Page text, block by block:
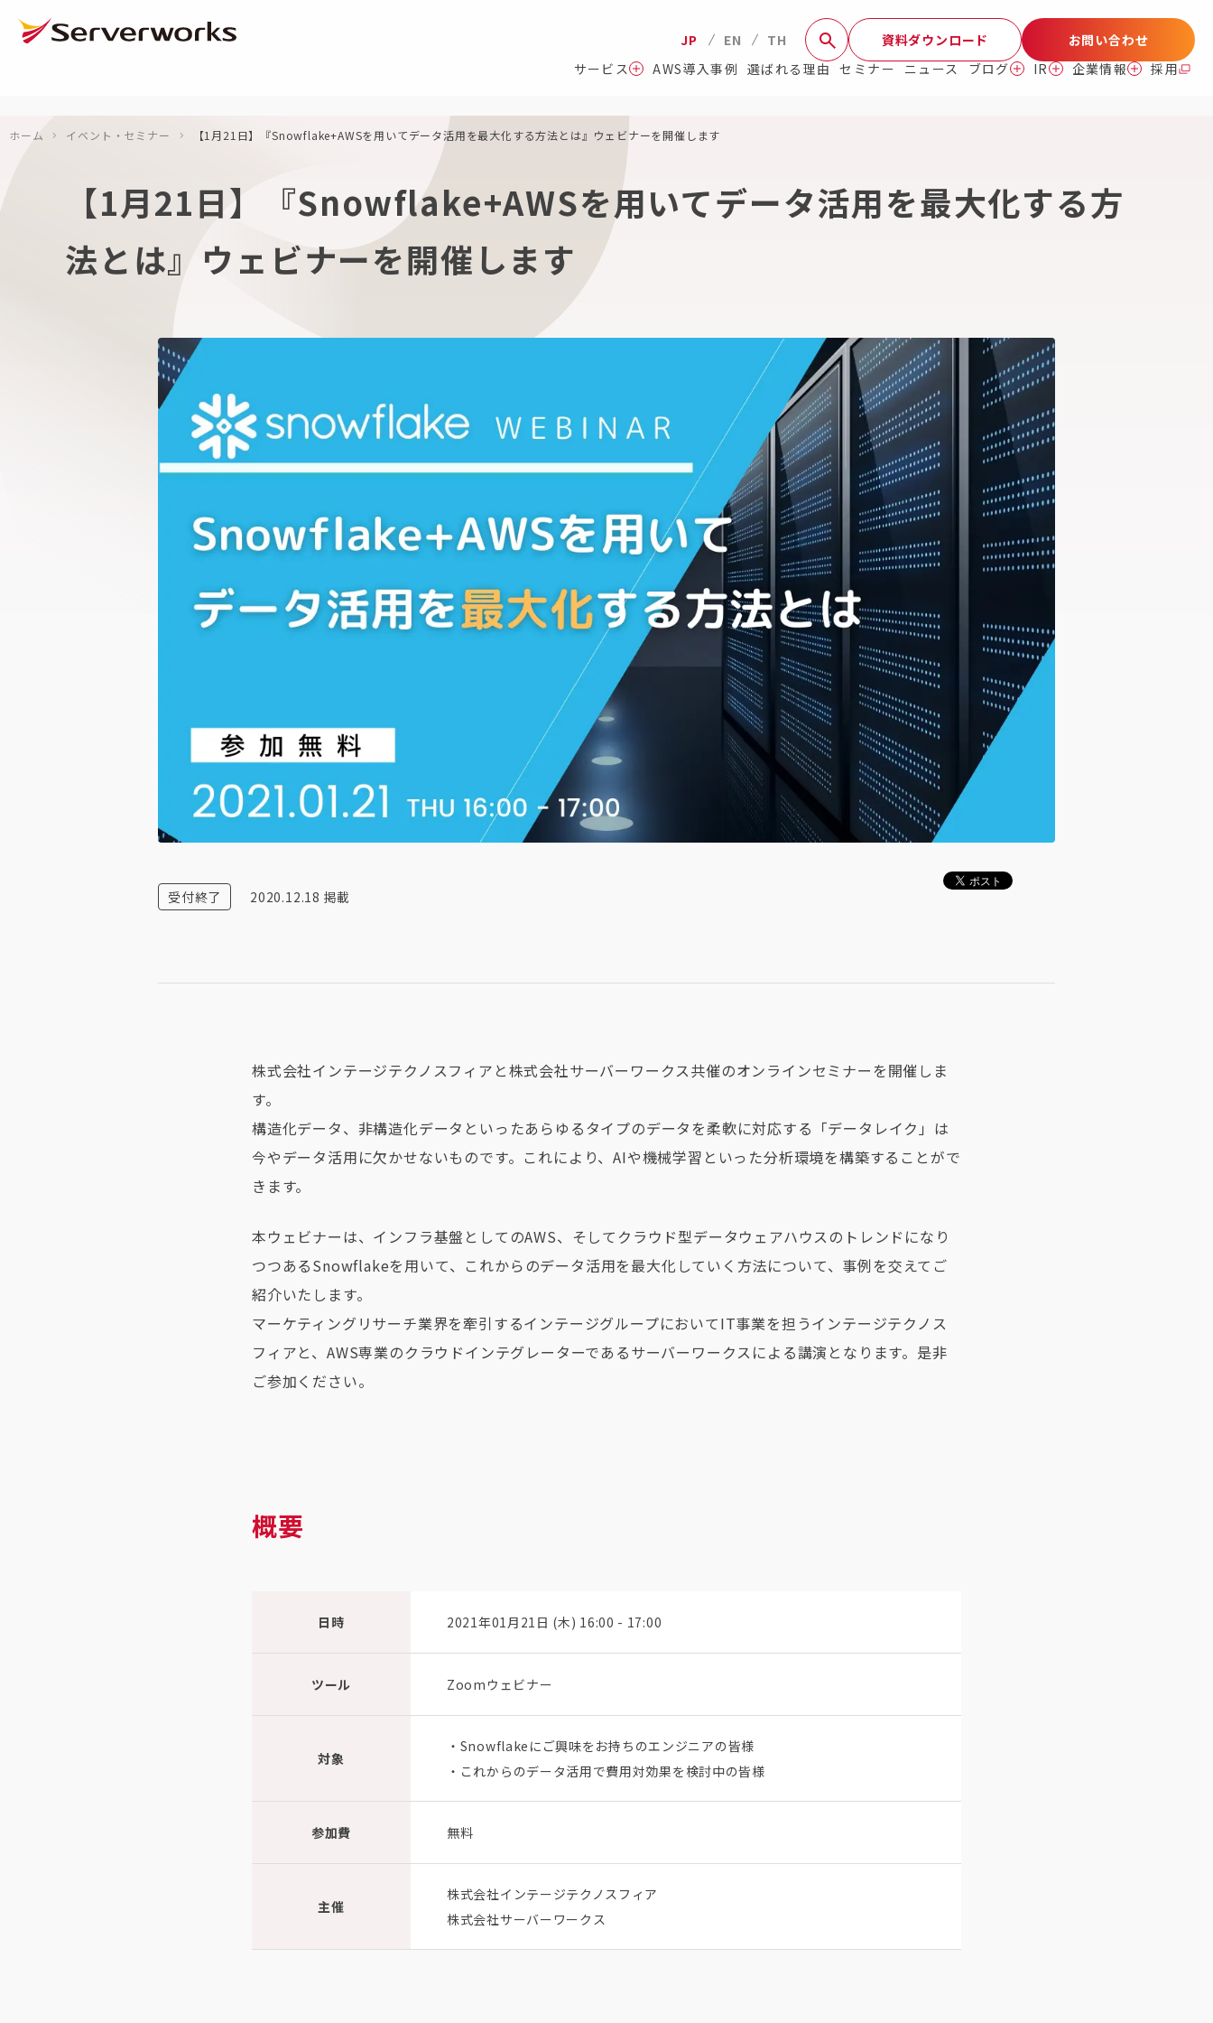
JP EN TH 資料ダウンロード
お問い合わせ
サービス
AWS導入事例 選ばれる理由 セミナー ニュース ブログ IR 企業情報 採用
ホーム イベント・セミナー 【1月21日】『Snowflake+AWSを用いてデータ活用を最大化する方法とは』ウェビナーを開催します
【1月21日】『Snowflake+AWSを用いてデータ活用を最大化する方
法とは』ウェビナーを開催します
受付終了 2020.12.18 掲載
株式会社インテージテクノスフィアと株式会社サーバーワークス共催のオンラインセミナーを開催しま
す。​
構造化データ、非構造化データといったあらゆるタイプのデータを柔軟に対応する「データレイク」は
今やデータ活用に欠かせないものです。これにより、AIや機械学習といった分析環境を構築することがで
きます。​
本ウェビナーは、インフラ基盤としてのAWS、そしてクラウド型データウェアハウスのトレンドになり
つつあるSnowflakeを用いて、これからのデータ活用を最大化していく方法について、事例を交えてご
紹介いたします。​​
マーケティングリサーチ業界を牽引するインテージグループにおいてIT事業を担うインテージテクノス
フィアと、AWS専業のクラウドインテグレーターであるサーバーワークスによる講演となります。是非
ご参加ください。
概要
日時 2021年01月21日 (木) 16:00 - 17:00
ツール Zoomウェビナー
対象
・Snowflakeにご興味をお持ちのエンジニアの皆様
・これからのデータ活用で費用対効果を検討中の皆様
参加費 無料
主催
株式会社インテージテクノスフィア
株式会社サーバーワークス